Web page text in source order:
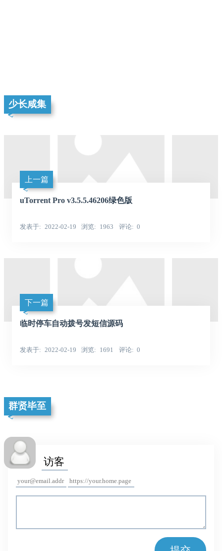
少长咸集
上一篇
uTorrent Pro v3.5.5.46206绿色版
发表于 2022-02-19 浏览 1963 评论 0
下一篇
临时停车自动拨号发短信源码
发表于 2022-02-19 浏览 1691 评论 0
群贤毕至